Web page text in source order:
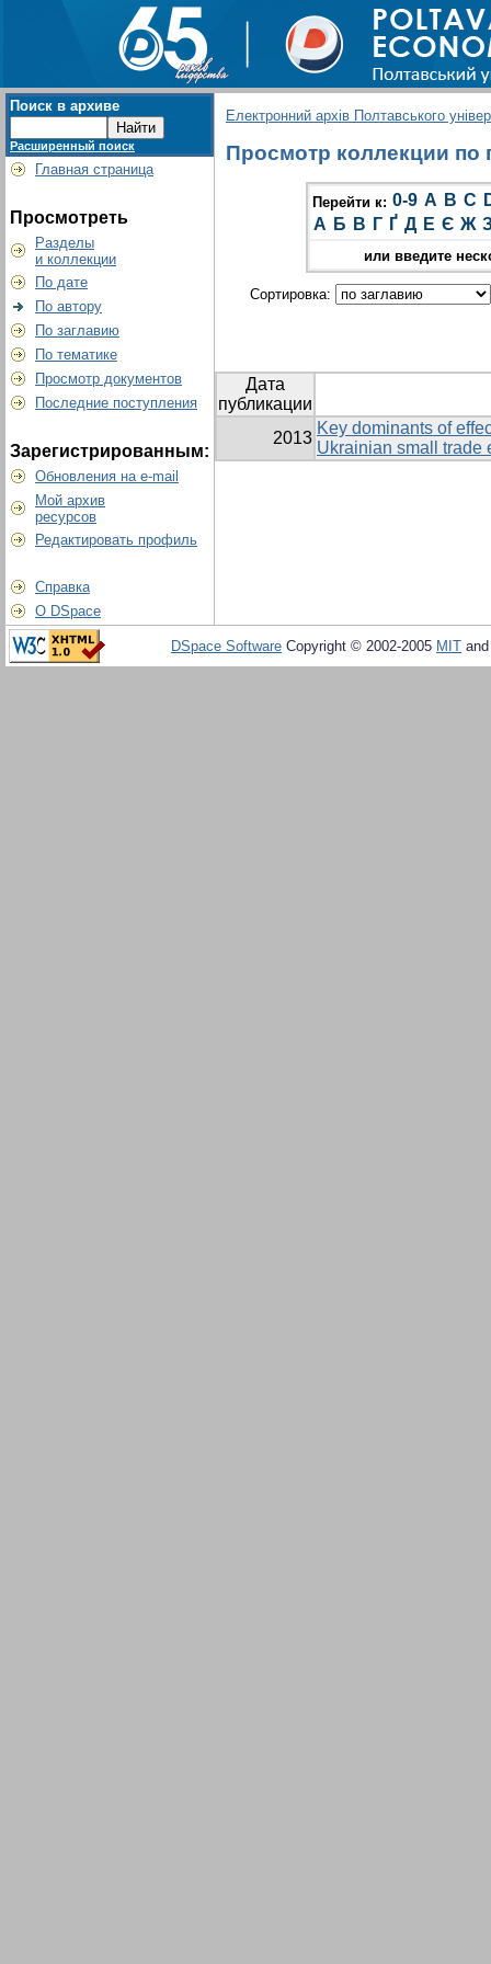
Поиск в архиве
Расширенный поиск
Главная страница
Просмотреть
Разделы
и коллекции
По дате
По автору
По заглавию
По тематике
Просмотр документов
Последние поступления
Зарегистрированным:
Обновления на e-mail
Мой архив
ресурсов
Редактировать профиль
Справка
О DSpace
Електронний архів Полтавського
Просмотр коллекции по
Перейти к: 0-9 A B C
А Б В Г Ґ Д Е Є Ж
или введите
Сортировка:
Дата
публикации
2013
Key dominants of
Ukrainian small trade
DSpace Software Copyright © 2002-2005 MIT